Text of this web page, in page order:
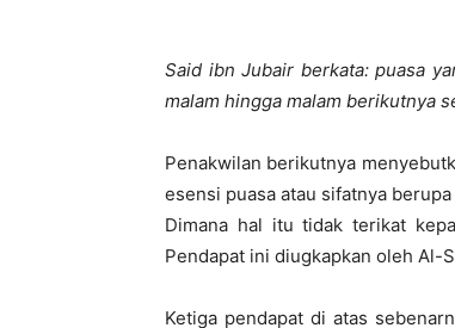
Said ibn Jubair berkata: puasa
malam hingga malam berikutnya
Penakwilan berikutnya
esensi puasa atau sifatnya
Dimana hal itu tidak terikat
Pendapat ini diugkapkan oleh Al-
Ketiga pendapat di atas